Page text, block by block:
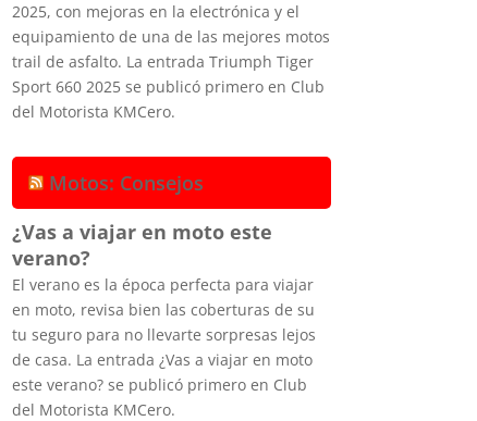
2025, con mejoras en la electrónica y el
equipamiento de una de las mejores motos
trail de asfalto. La entrada Triumph Tiger
Sport 660 2025 se publicó primero en Club
del Motorista KMCero.
Motos: Consejos
¿Vas a viajar en moto este
verano?
El verano es la época perfecta para viajar
en moto, revisa bien las coberturas de su
tu seguro para no llevarte sorpresas lejos
de casa. La entrada ¿Vas a viajar en moto
este verano? se publicó primero en Club
del Motorista KMCero.